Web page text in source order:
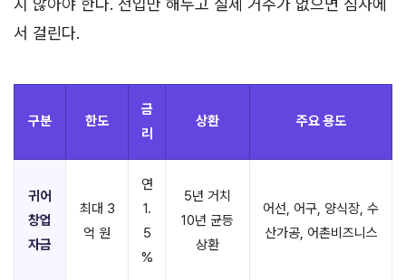
서 걸린다.
구분 한도
금
리
상환 주요 용도
귀어
창업
자금
최대 3
억 원
연
1.
5
%
5년 거치
10년 균등
상환
어선, 어구, 양식장, 수
산가공, 어촌비즈니스